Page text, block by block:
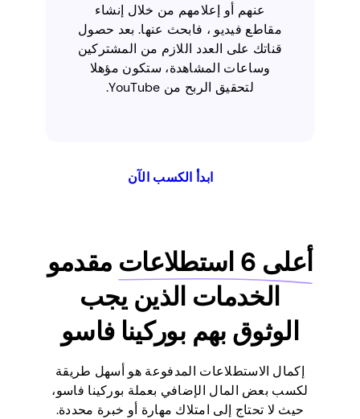
عنهم أو إعلامهم من خلال إنشاء
مقاطع فيديو ، فابحث عنها. بعد حصول
قناتك على العدد اللازم من المشتركين
وساعات المشاهدة، ستكون مؤهلا
لتحقيق الربح من YouTube.
ابدأ الكسب الآن
أعلى 6 استطلاعات
مقدمو
الخدمات الذين يجب
الوثوق بهم بوركينا فاسو
إكمال الاستطلاعات المدفوعة هو أسهل طريقة
لكسب بعض المال الإضافي بعملة بوركينا فاسو،
حيث لا تحتاج إلى امتلاك مهارة أو خبرة محددة.